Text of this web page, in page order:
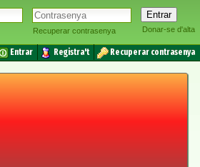
Recuperar contrasenya Donar-se d'alta
Entrar Registra't
Recuperar contrasenya